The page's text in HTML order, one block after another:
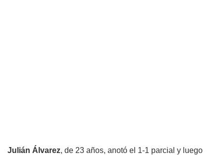
Julián Álvarez, de 23 años, anotó el 1-1 parcial y luego